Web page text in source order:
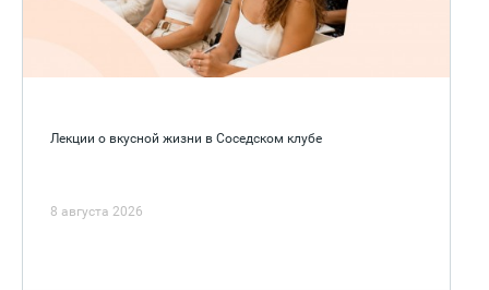
Лекции о вкусной жизни в Соседском клубе
8 августа 2026